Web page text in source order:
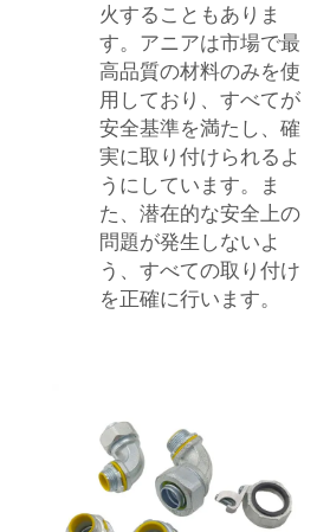
火することもありま
す。アニアは市場で最
高品質の材料のみを使
用しており、すべてが
安全基準を満たし、確
実に取り付けられるよ
うにしています。ま
た、潜在的な安全上の
問題が発生しないよ
う、すべての取り付け
を正確に行います。